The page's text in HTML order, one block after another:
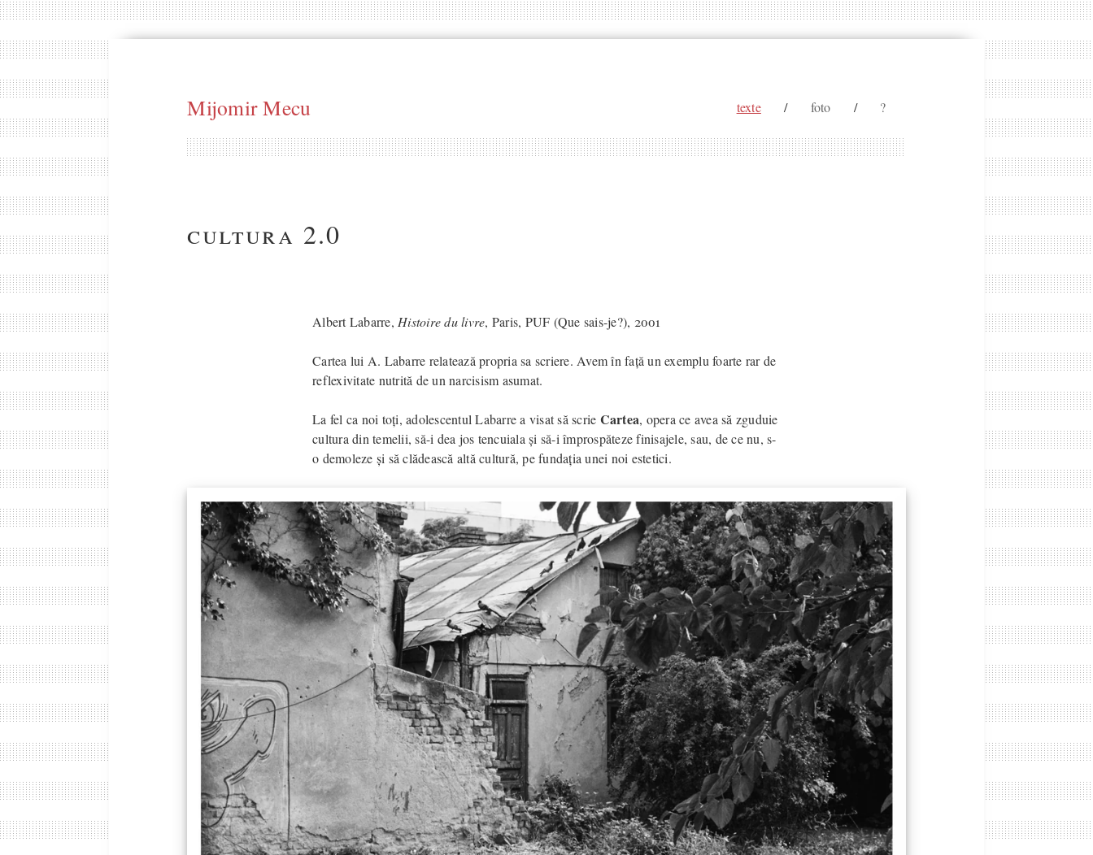
Mijomir Mecu texte / foto / ?
cultura 2.0
Albert Labarre, Histoire du livre, Paris, PUF (Que sais-je?), 2001
Cartea lui A. Labarre relatează propria sa scriere. Avem în față un exemplu foarte rar de
reflexivitate nutrită de un narcisism asumat.
La fel ca noi toți, adolescentul Labarre a visat să scrie Cartea, opera ce avea să zguduie
cultura din temelii, să-i dea jos tencuiala și să-i împrospăteze finisajele, sau, de ce nu, s-
o demoleze și să clădească altă cultură, pe fundația unei noi estetici.